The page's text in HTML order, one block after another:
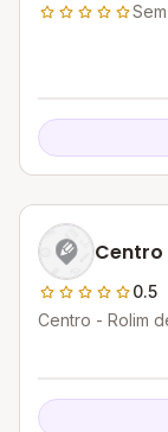
Centro
0.5
Centro - Rolim